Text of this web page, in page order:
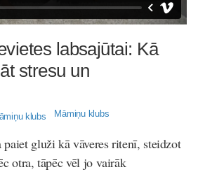
labsajūtai: Kā
stresu un
Māmiņu klubs
gluži kā vāveres ritenī, steidzot
otra, tāpēc vēl jo vairāk